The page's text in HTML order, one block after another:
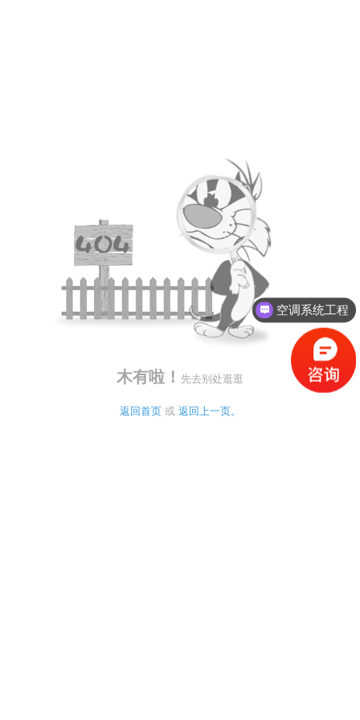
木有啦！ 先去别处逛逛
返回首页 或 返回上一页。
空调系统工程